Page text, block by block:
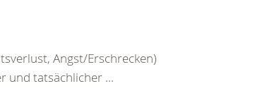
Angst/Erschrecken)
und tatsächlicher ...